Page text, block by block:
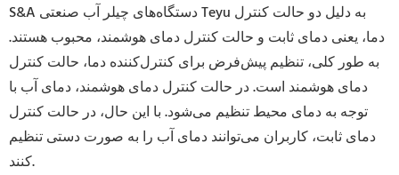
S&A دستگاه‌های چیلر آب صنعتی Teyu به دلیل دو حالت کنترل
دما، یعنی دمای ثابت و حالت کنترل دمای هوشمند، محبوب هستند.
به طور کلی، تنظیم پیش‌فرض برای کنترل‌کننده دما، حالت کنترل
دمای هوشمند است. در حالت کنترل دمای هوشمند، دمای آب با
توجه به دمای محیط تنظیم می‌شود. با این حال، در حالت کنترل
دمای ثابت، کاربران می‌توانند دمای آب را به صورت دستی تنظیم
کنند.